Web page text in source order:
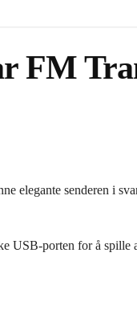
FM
elegante senderen i
USB-porten for å